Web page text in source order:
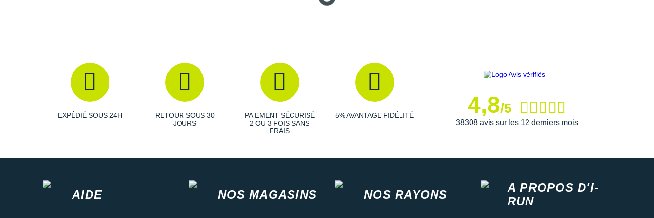
EXPÉDIÉ SOUS 24H
RETOUR SOUS 30
JOURS
PAIEMENT SÉCURISÉ
2 OU 3 FOIS SANS
FRAIS
5% AVANTAGE FIDÉLITÉ 4,8/5
38308 avis sur les 12 derniers mois
AIDE NOS MAGASINS NOS RAYONS
A PROPOS D'I-
RUN